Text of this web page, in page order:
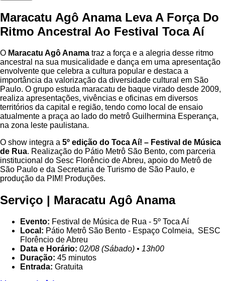
Maracatu Agô Anama Leva A Força Do
Ritmo Ancestral Ao Festival Toca Aí
O Maracatu Agô Anama traz a força e a alegria desse ritmo
ancestral na sua musicalidade e dança em uma apresentação
envolvente que celebra a cultura popular e destaca a
importância da valorização da diversidade cultural em São
Paulo. O grupo estuda maracatu de baque virado desde 2009,
realiza apresentações, vivências e oficinas em diversos
territórios da capital e região, tendo como local de ensaio
atualmente a praça ao lado do metrô Guilhermina Esperança,
na zona leste paulistana.
O show integra a 5º edição do Toca Aí! – Festival de Música
de Rua. Realização do Pátio Metrô São Bento, com parceria
institucional do Sesc Florêncio de Abreu, apoio do Metrô de
São Paulo e da Secretaria de Turismo de São Paulo, e
produção da PIM! Produções.
Serviço | Maracatu Agô Anama
Evento: Festival de Música de Rua - 5º Toca Aí
Local: Pátio Metrô São Bento - Espaço Colmeia, SESC
Florêncio de Abreu
Data e Horário: 02/08 (Sábado) • 13h00
Duração: 45 minutos
Entrada: Gratuita